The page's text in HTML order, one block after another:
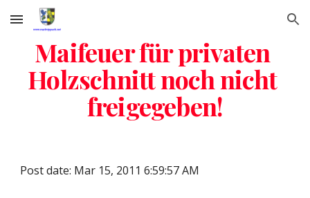
Skip to main content Skip to navigation
Maifeuer für privaten
Holzschnitt noch nicht
freigegeben!
Post date: Mar 15, 2011 6:59:57 AM